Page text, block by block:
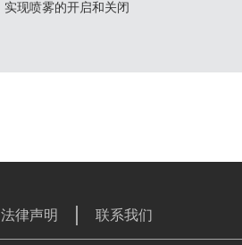
实现喷雾的开启和关闭
法律声明 联系我们